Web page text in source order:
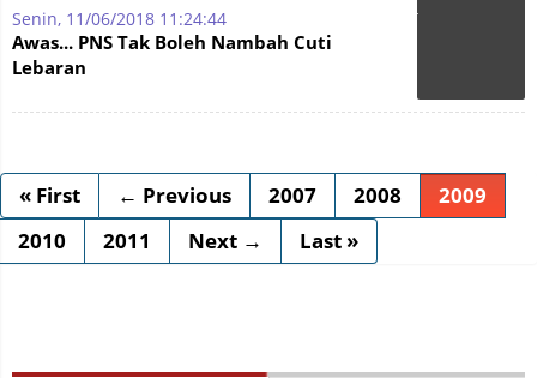
Senin, 11/06/2018 11:24:44
Awas... PNS Tak Boleh Nambah Cuti
Lebaran
« First ← Previous 2007 2008
2009
2010
2011 Next → Last »